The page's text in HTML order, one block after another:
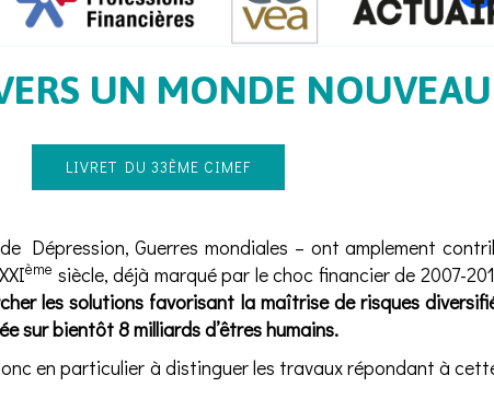
UN MONDE
LIVRET DU 33ÈME CIMEF
Dépression, Guerres mondiales – ont amplement
ème siècle, déjà marqué par le choc financier de 2007-
les solutions favorisant la maîtrise de risques
sur bientôt 8 milliards d’êtres humains.
en particulier à distinguer les travaux répondant à